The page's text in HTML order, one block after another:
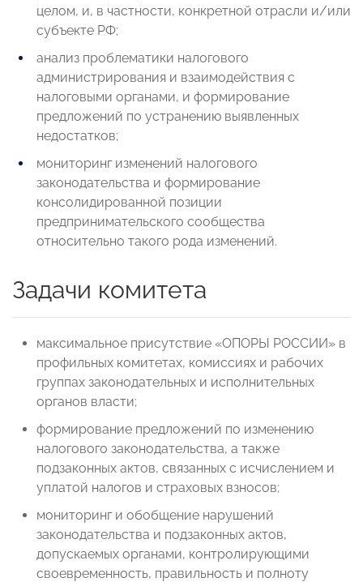
целом, и, в частности, конкретной отрасли и/или
субъекте РФ;
анализ проблематики налогового
администрирования и взаимодействия с
налоговыми органами, и формирование
предложений по устранению выявленных
недостатков;
мониторинг изменений налогового
законодательства и формирование
консолидированной позиции
предпринимательского сообщества
относительно такого рода изменений.
Задачи комитета
максимальное присутствие «ОПОРЫ РОССИИ» в
профильных комитетах, комиссиях и рабочих
группах законодательных и исполнительных
органов власти;
формирование предложений по изменению
налогового законодательства, а также
подзаконных актов, связанных с исчислением и
уплатой налогов и страховых взносов;
мониторинг и обобщение нарушений
законодательства и подзаконных актов,
допускаемых органами, контролирующими
своевременность, правильность и полноту